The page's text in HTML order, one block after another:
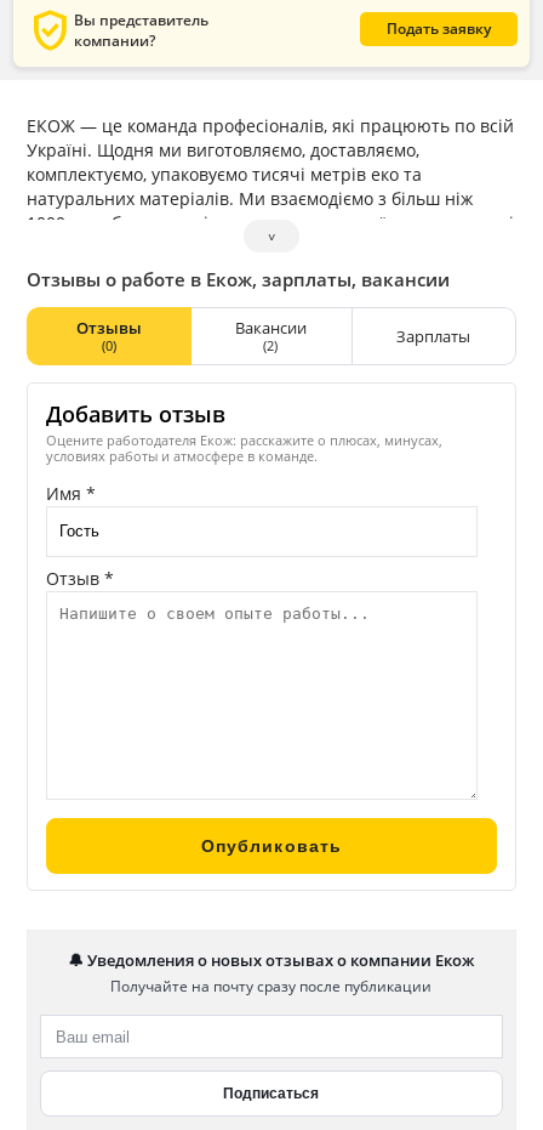
verified_user Вы представитель
компании?
Подать заявку
ЕКОЖ — це команда професіоналів, які працюють по всій
Україні. Щодня ми виготовляємо, доставляємо,
комплектуємо, упаковуємо тисячі метрів еко та
натуральних матеріалів. Ми взаємодіємо з більш ніж
1000 виробничими підприємствами легкої промисловості
України. Основна мета ЕКОЖ — це постачання
матеріалів та комплектуючих для виробників.
ЕКОЖ залучає в команду фахівців, налаштованих на
роботу в команді, які відповідально ставляться до
завдань, не бояться виявляти ініціативу та працюють на
результат
˅
Отзывы о работе в Екож, зарплаты, вакансии
Отзывы
(0)
Вакансии
(2) Зарплаты
Добавить отзыв
Оцените работодателя Екож: расскажите о плюсах, минусах,
условиях работы и атмосфере в команде.
Имя *
Отзыв *
🔔 Уведомления о новых отзывах о компании Екож
Получайте на почту сразу после публикации